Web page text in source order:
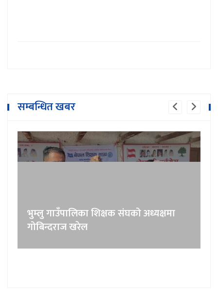
सम्बन्धित खबर
भुम्लु गाउँपालिका शिक्षक संघको अध्यक्षमा
गोबिन्दराज खरेल